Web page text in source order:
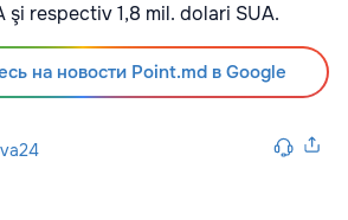
şi respectiv 1,8 mil. dolari SUA.
на новости Point.md в Google